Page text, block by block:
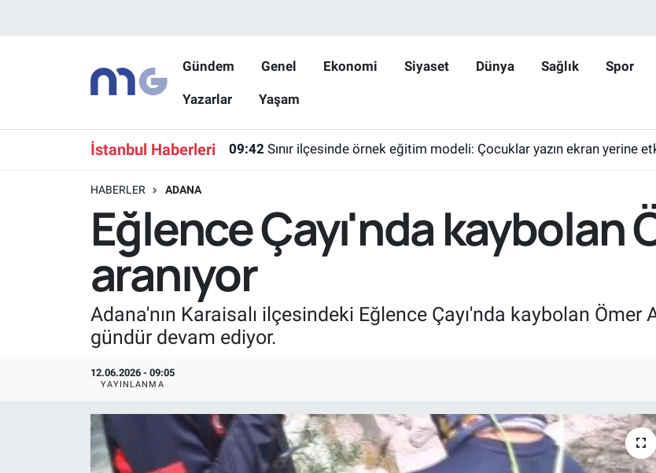
Gündem Genel Ekonomi Siyaset Dünya Sağlık Spor
Yazarlar Yaşam
İstanbul Haberleri 09:42 Sınır ilçesinde örnek eğitim modeli: Çocuklar yazın ekran yerine
HABERLER ADANA
Eğlence Çayı'nda kaybolan
aranıyor
Adana'nın Karaisalı ilçesindeki Eğlence Çayı'nda kaybolan Ömer
gündür devam ediyor.
12.06.2026 - 09:05
YAYINLANMA
Hava Durumu
İstanbul Namaz Vakitleri
Süper Lig Puan Durumu ve Fikstür
Tüm Manşetler
Haber Arşivi